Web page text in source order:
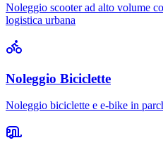
Noleggio scooter ad alto volume
logistica urbana
Noleggio Biciclette
Noleggio biciclette e e-bike in